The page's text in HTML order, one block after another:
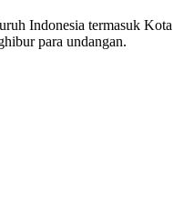
Indonesia termasuk Kota
para undangan.